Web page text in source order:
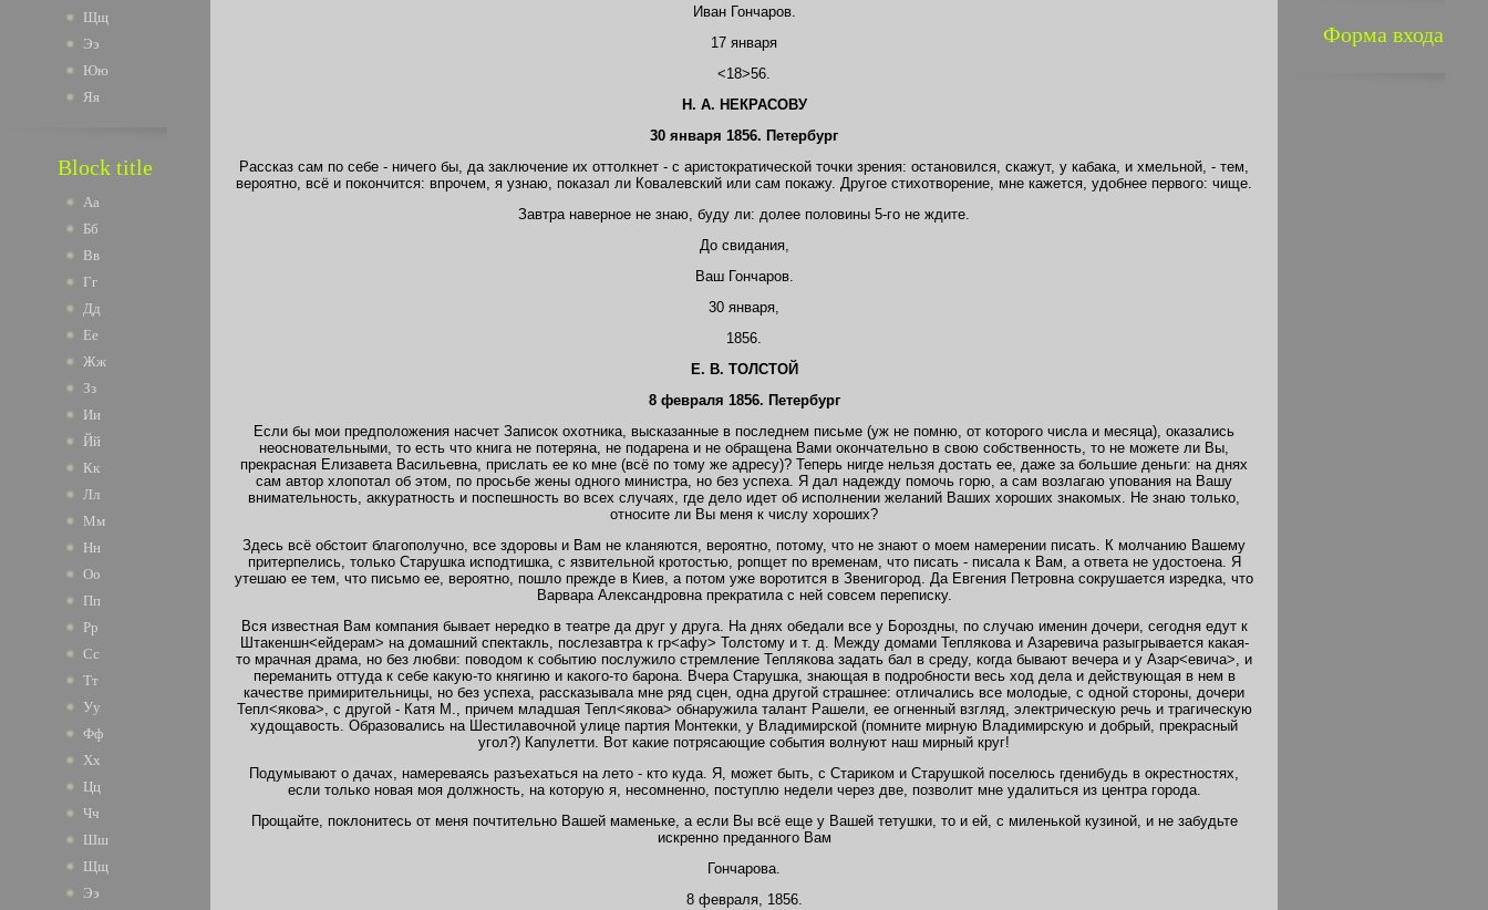
Щщ
Ээ
Юю
Яя
Block title
Аа
Бб
Вв
Гг
Дд
Ее
Жж
Зз
Ии
Йй
Кк
Лл
Мм
Нн
Оо
Пп
Рр
Сс
Тт
Уу
Фф
Хх
Цц
Чч
Шш
Щщ
Ээ
Иван Гончаров.
17 января
<18>56.
H. А. НЕКРАСОВУ
30 января 1856. Петербург
Рассказ сам по себе - ничего бы, да заключение их оттолкнет - с аристократической точки зрения: остановился, скажут, у кабака, и хмельной, - тем,
вероятно, всё и покончится: впрочем, я узнаю, показал ли Ковалевский или сам покажу. Другое стихотворение, мне кажется, удобнее первого: чище.
Завтра наверное не знаю, буду ли: долее половины 5-го не ждите.
До свидания,
Ваш Гончаров.
30 января,
1856.
Е. В. ТОЛСТОЙ
8 февраля 1856. Петербург
Если бы мои предположения насчет Записок охотника, высказанные в последнем письме (уж не помню, от которого числа и месяца), оказались
неосновательными, то есть что книга не потеряна, не подарена и не обращена Вами окончательно в свою собственность, то не можете ли Вы,
прекрасная Елизавета Васильевна, прислать ее ко мне (всё по тому же адресу)? Теперь нигде нельзя достать ее, даже за большие деньги: на днях
сам автор хлопотал об этом, по просьбе жены одного министра, но без успеха. Я дал надежду помочь горю, а сам возлагаю упования на Вашу
внимательность, аккуратность и поспешность во всех случаях, где дело идет об исполнении желаний Ваших хороших знакомых. Не знаю только,
относите ли Вы меня к числу хороших?
Здесь всё обстоит благополучно, все здоровы и Вам не кланяются, вероятно, потому, что не знают о моем намерении писать. К молчанию Вашему
притерпелись, только Старушка исподтишка, с язвительной кротостью, ропщет по временам, что писать - писала к Вам, а ответа не удостоена. Я
утешаю ее тем, что письмо ее, вероятно, пошло прежде в Киев, а потом уже воротится в Звенигород. Да Евгения Петровна сокрушается изредка, что
Варвара Александровна прекратила с ней совсем переписку.
Вся известная Вам компания бывает нередко в театре да друг у друга. На днях обедали все у Бороздны, по случаю именин дочери, сегодня едут к
Штакеншн<ейдерам> на домашний спектакль, послезавтра к гр<афу> Толстому и т. д. Между домами Теплякова и Азаревича разыгрывается какая-
то мрачная драма, но без любви: поводом к событию послужило стремление Теплякова задать бал в среду, когда бывают вечера и у Азар<евича>, и
переманить оттуда к себе какую-то княгиню и какого-то барона. Вчера Старушка, знающая в подробности весь ход дела и действующая в нем в
качестве примирительницы, но без успеха, рассказывала мне ряд сцен, одна другой страшнее: отличались все молодые, с одной стороны, дочери
Тепл<якова>, с другой - Катя М., причем младшая Тепл<якова> обнаружила талант Рашели, ее огненный взгляд, электрическую речь и трагическую
худощавость. Образовались на Шестилавочной улице партия Монтекки, у Владимирской (помните мирную Владимирскую и добрый, прекрасный
угол?) Капулетти. Вот какие потрясающие события волнуют наш мирный круг!
Подумывают о дачах, намереваясь разъехаться на лето - кто куда. Я, может быть, с Стариком и Старушкой поселюсь гденибудь в окрестностях,
если только новая моя должность, на которую я, несомненно, поступлю недели через две, позволит мне удалиться из центра города.
Прощайте, поклонитесь от меня почтительно Вашей маменьке, а если Вы всё еще у Вашей тетушки, то и ей, с миленькой кузиной, и не забудьте
искренно преданного Вам
Гончарова.
8 февраля, 1856.
Форма входа